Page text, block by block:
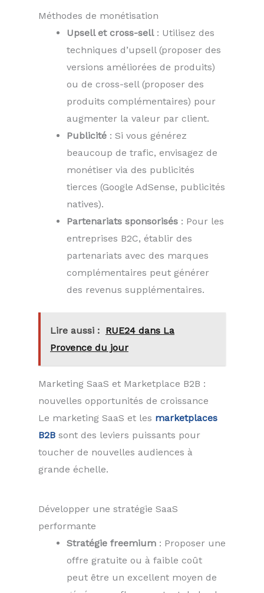
Méthodes de monétisation
Upsell et cross-sell: Utilisez des
techniques d’upsell (proposer des
versions améliorées de produits)
ou de cross-sell (proposer des
produits complémentaires) pour
augmenter la valeur par client.
Publicité : Si vous générez
beaucoup de trafic, envisagez de
monétiser via des publicités
tierces (Google AdSense, publicités
natives).
Partenariats sponsorisés : Pour les
entreprises B2C, établir des
partenariats avec des marques
complémentaires peut générer
des revenus supplémentaires.
Lire aussi : RUE24 dans La
Provence du jour
Marketing SaaS et Marketplace B2B :
nouvelles opportunités de croissance
Le marketing SaaS et les marketplaces
B2B sont des leviers puissants pour
toucher de nouvelles audiences à
grande échelle.
Développer une stratégie SaaS
performante
Stratégie freemium : Proposer une
offre gratuite ou à faible coût
peut être un excellent moyen de